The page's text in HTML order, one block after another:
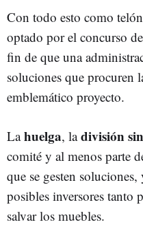
Con todo esto como
optado por el concurso
fin de que una
soluciones que procuren
emblemático proyecto.
Lahuelga, ladivisión
comité y al menos parte
que se gesten
posibles inversores tanto
salvar los muebles.